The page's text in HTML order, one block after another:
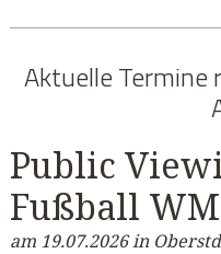
Aktuelle
Public
Fußball
am 19.07.2026 in